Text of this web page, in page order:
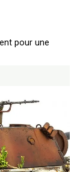
pour une